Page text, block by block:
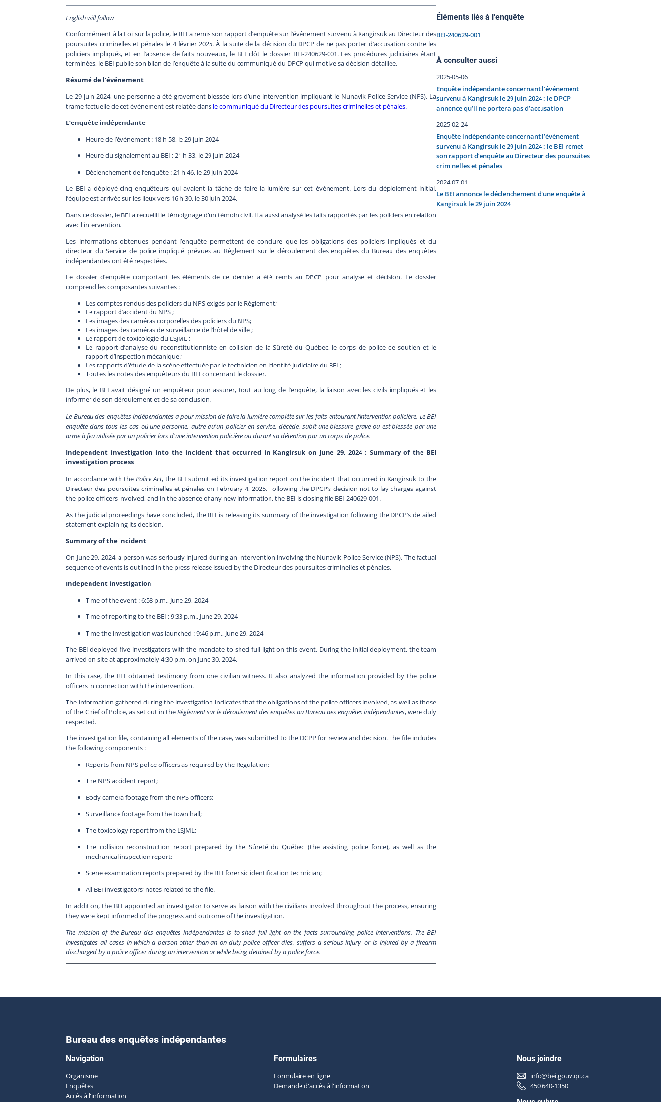
English will follow
Conformément à la Loi sur la police, le BEI a remis son rapport d’enquête sur l’événement survenu à Kangirsuk au Directeur des
poursuites criminelles et pénales le 4 février 2025. À la suite de la décision du DPCP de ne pas porter d’accusation contre les
policiers impliqués, et en l’absence de faits nouveaux, le BEI clôt le dossier BEI-240629-001. Les procédures judiciaires étant
terminées, le BEI publie son bilan de l’enquête à la suite du communiqué du DPCP qui motive sa décision détaillée.
Résumé de l’événement
Le 29 juin 2024, une personne a été gravement blessée lors d’une intervention impliquant le Nunavik Police Service (NPS). La
trame factuelle de cet événement est relatée dans le communiqué du Directeur des poursuites criminelles et pénales.
L’enquête indépendante
Heure de l’événement : 18 h 58, le 29 juin 2024
Heure du signalement au BEI : 21 h 33, le 29 juin 2024
Déclenchement de l’enquête : 21 h 46, le 29 juin 2024
Le BEI a déployé cinq enquêteurs qui avaient la tâche de faire la lumière sur cet événement. Lors du déploiement initial,
l’équipe est arrivée sur les lieux vers 16 h 30, le 30 juin 2024.
Dans ce dossier, le BEI a recueilli le témoignage d’un témoin civil. Il a aussi analysé les faits rapportés par les policiers en relation
avec l'intervention.
Les informations obtenues pendant l’enquête permettent de conclure que les obligations des policiers impliqués et du
directeur du Service de police impliqué prévues au Règlement sur le déroulement des enquêtes du Bureau des enquêtes
indépendantes ont été respectées.
Le dossier d’enquête comportant les éléments de ce dernier a été remis au DPCP pour analyse et décision. Le dossier
comprend les composantes suivantes :
Les comptes rendus des policiers du NPS exigés par le Règlement;
Le rapport d’accident du NPS ;
Les images des caméras corporelles des policiers du NPS;
Les images des caméras de surveillance de l’hôtel de ville ;
Le rapport de toxicologie du LSJML ;
Le rapport d’analyse du reconstitutionniste en collision de la Sûreté du Québec, le corps de police de soutien et le
rapport d’inspection mécanique ;
Les rapports d’étude de la scène effectuée par le technicien en identité judiciaire du BEI ;
Toutes les notes des enquêteurs du BEI concernant le dossier.
De plus, le BEI avait désigné un enquêteur pour assurer, tout au long de l’enquête, la liaison avec les civils impliqués et les
informer de son déroulement et de sa conclusion.
Le Bureau des enquêtes indépendantes a pour mission de faire la lumière complète sur les faits entourant l’intervention policière. Le BEI
enquête dans tous les cas où une personne, autre qu'un policier en service, décède, subit une blessure grave ou est blessée par une
arme à feu utilisée par un policier lors d'une intervention policière ou durant sa détention par un corps de police.
Independent investigation into the incident that occurred in Kangirsuk on June 29, 2024 : Summary of the BEI
investigation process
In accordance with thePolice Act, the BEI submitted its investigation report on the incident that occurred in Kangirsuk to the
Directeur des poursuites criminelles et pénales on February 4, 2025. Following the DPCP’s decision not to lay charges against
the police officers involved, and in the absence of any new information, the BEI is closing file BEI-240629-001.
As the judicial proceedings have concluded, the BEI is releasing its summary of the investigation following the DPCP’s detailed
statement explaining its decision.
Summary of the incident
On June 29, 2024, a person was seriously injured during an intervention involving the Nunavik Police Service (NPS). The factual
sequence of events is outlined in the press release issued by the Directeur des poursuites criminelles et pénales.
Independent investigation
Time of the event : 6:58 p.m., June 29, 2024
Time of reporting to the BEI : 9:33 p.m., June 29, 2024
Time the investigation was launched : 9:46 p.m., June 29, 2024
The BEI deployed five investigators with the mandate to shed full light on this event. During the initial deployment, the team
arrived on site at approximately 4:30 p.m. on June 30, 2024.
In this case, the BEI obtained testimony from one civilian witness. It also analyzed the information provided by the police
officers in connection with the intervention.
The information gathered during the investigation indicates that the obligations of the police officers involved, as well as those
of the Chief of Police, as set out in theRèglement sur le déroulement des enquêtes du Bureau des enquêtes indépendantes, were duly
respected.
The investigation file, containing all elements of the case, was submitted to the DCPP for review and decision. The file includes
the following components :
Reports from NPS police officers as required by the Regulation;
The NPS accident report;
Body camera footage from the NPS officers;
Surveillance footage from the town hall;
The toxicology report from the LSJML;
The collision reconstruction report prepared by the Sûreté du Québec (the assisting police force), as well as the
mechanical inspection report;
Scene examination reports prepared by the BEI forensic identification technician;
All BEI investigators’ notes related to the file.
In addition, the BEI appointed an investigator to serve as liaison with the civilians involved throughout the process, ensuring
they were kept informed of the progress and outcome of the investigation.
The mission of the Bureau des enquêtes indépendantes is to shed full light on the facts surrounding police interventions. The BEI
investigates all cases in which a person other than an on-duty police officer dies, suffers a serious injury, or is injured by a firearm
discharged by a police officer during an intervention or while being detained by a police force.
Éléments liés à l'enquête
BEI-240629-001
À consulter aussi
2025-05-06
Enquête indépendante concernant l’événement
survenu à Kangirsuk le 29 juin 2024 : le DPCP
annonce qu’il ne portera pas d’accusation
2025-02-24
Enquête indépendante concernant l’événement
survenu à Kangirsuk le 29 juin 2024 : le BEI remet
son rapport d’enquête au Directeur des poursuites
criminelles et pénales
2024-07-01
Le BEI annonce le déclenchement d'une enquête à
Kangirsuk le 29 juin 2024
Bureau des enquêtes indépendantes
Navigation
Organisme
Enquêtes
Accès à l'information
Formulaires
Formulaire en ligne
Demande d'accès à l'information
Nous joindre
info@bei.gouv.qc.ca
450 640-1350